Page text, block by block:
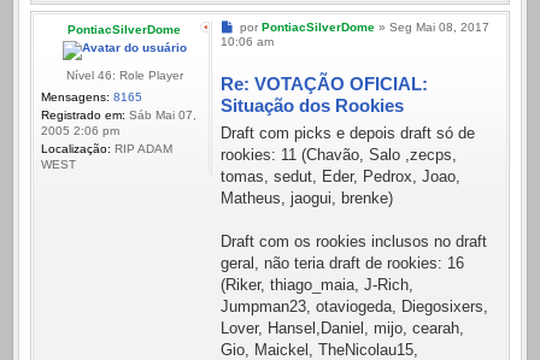
PontiacSilverDome
Nível 46: Role Player
Mensagens: 8165
Registrado em: Sáb Mai 07,
2005 2:06 pm
Localização: RIP ADAM
WEST
Mensagem
por PontiacSilverDome» Seg Mai 08, 2017
10:06 am
Re: VOTAÇÃO OFICIAL:
Situação dos Rookies
Draft com picks e depois draft só de
rookies: 11 (Chavão, Salo ,zecps,
tomas, sedut, Eder, Pedrox, Joao,
Matheus, jaogui, brenke)
Draft com os rookies inclusos no draft
geral, não teria draft de rookies: 16
(Riker, thiago_maia, J-Rich,
Jumpman23, otaviogeda, Diegosixers,
Lover, Hansel,Daniel, mijo, cearah,
Gio, Maickel, TheNicolau15,